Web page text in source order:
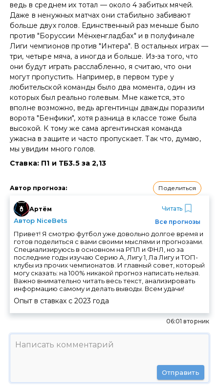
ведь в среднем их тотал — около 4 забитых мячей.
Даже в ненужных матчах они стабильно забивают
больше двух голов. Единственный раз меньше было
против "Боруссии Мёнхенгладбах" и в полуфинале
Лиги чемпионов против "Интера". В остальных играх —
три, четыре мяча, а иногда и больше. Из-за того, что
они будут играть расслабленно, я считаю, что они
могут пропустить. Например, в первом туре у
любительской команды было два момента, один из
которых был реально голевым. Мне кажется, это
вполне возможно, ведь аргентинцы дважды поразили
ворота "Бенфики", хотя разница в классе тоже была
высокой. К тому же сама аргентинская команда
ужасна в защите и часто пропускает. Так что, думаю,
мы увидим много голов.
Ставка: П1 и ТБ3.5 за 2,13
Автор прогноза: Поделиться
Артём
Автор NiceBets
Читать
Все прогнозы
Привет! Я смотрю футбол уже довольно долгое время и
готов поделиться с вами своими мыслями и прогнозами.
Специализируюсь в основном на РПЛ и ФНЛ, но за
последние годы изучаю Серию А, Лигу 1, Ла Лигу и ТОП-
клубы из прочих чемпионатов. И главный совет, который
могу сказать: на 100% никакой прогноз написать нельзя.
Важно внимательно читать весь текст, анализировать
информацию самому и делать выводы. Всем удачи!
Опыт в ставках с 2023 года
06:01 вторник
Отправить